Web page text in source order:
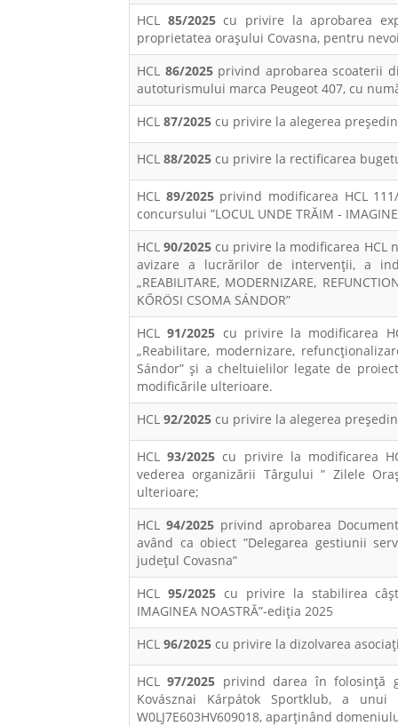
HCL 85/2025cu privire la aprobarea
proprietatea orașului Covasna, pentru
HCL 86/2025privind aprobarea scoaterii
autoturismului marca Peugeot 407, cu
HCL 87/2025 cu privire la alegerea
HCL 88/2025 cu privire la rectificarea
HCL 89/2025privind modificarea HCL
concursului ”LOCUL UNDE TRĂIM -
HCL90/2025 cu privire la modificarea HCL
avizare a lucrărilor de intervenții, a
„REABILITARE, MODERNIZARE,
KŐRÖSI CSOMA SÁNDOR”
HCL91/2025 cu privire la modificarea
„Reabilitare, modernizare,
Sándor” și a cheltuielilor legate de
modificările ulterioare.
HCL 92/2025 cu privire la alegerea
HCL93/2025 cu privire la modificarea
vederea organizării Târgului ” Zilele
ulterioare;
HCL 94/2025privind aprobarea
având ca obiect ”Delegarea gestiunii
județul Covasna”
HCL 95/2025cu privire la stabilirea
IMAGINEA NOASTRĂ”-ediția 2025
HCL 96/2025 cu privire la dizolvarea
HCL97/2025 privind darea în folosință
Kovásznai Kárpátok Sportklub, a
W0LJ7E603HV609018, aparținând